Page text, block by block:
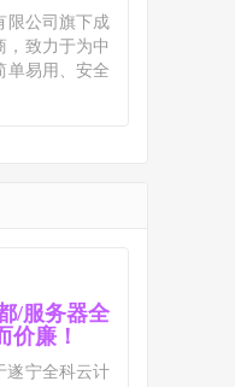
限公司旗下成
，致力于为中
单易用、安全
/服务器全
价廉！
遂宁全科云计